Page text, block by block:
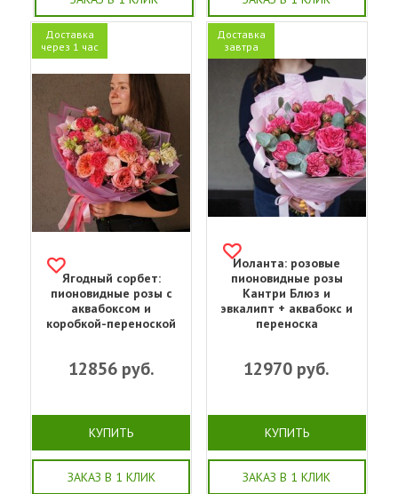
Доставка
через 1 час
Ягодный сорбет:
пионовидные розы с
аквабоксом и
коробкой-переноской
12856руб.
КУПИТЬ
ЗАКАЗ В 1 КЛИК
Доставка
завтра
Иоланта: розовые
пионовидные розы
Кантри Блюз и
эвкалипт + аквабокс и
переноска
12970 руб.
КУПИТЬ
ЗАКАЗ В 1 КЛИК